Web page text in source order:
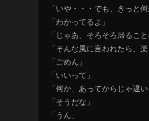
「いや・・・でも、きっと
「わかってるよ」
「じゃあ、そろそろ帰るこ
「そんな風に言われたら、
「ごめん」
「いいって」
「何か、あってからじゃ遅
「そうだな」
「うん」